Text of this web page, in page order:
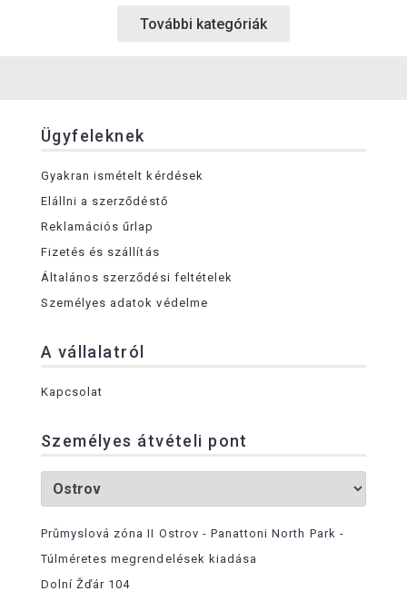
További kategóriák
Ügyfeleknek
Gyakran ismételt kérdések
Elállni a szerződéstő
Reklamációs űrlap
Fizetés és szállítás
Általános szerződési feltételek
Személyes adatok védelme
A vállalatról
Kapcsolat
Személyes átvételi pont
Průmyslová zóna II Ostrov - Panattoni North Park -
Túlméretes megrendelések kiadása
Dolní Žďár 104